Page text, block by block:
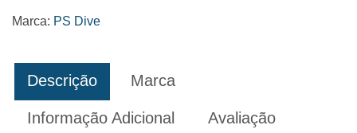
Marca: PS Dive
Descrição Marca
Informação Adicional Avaliação